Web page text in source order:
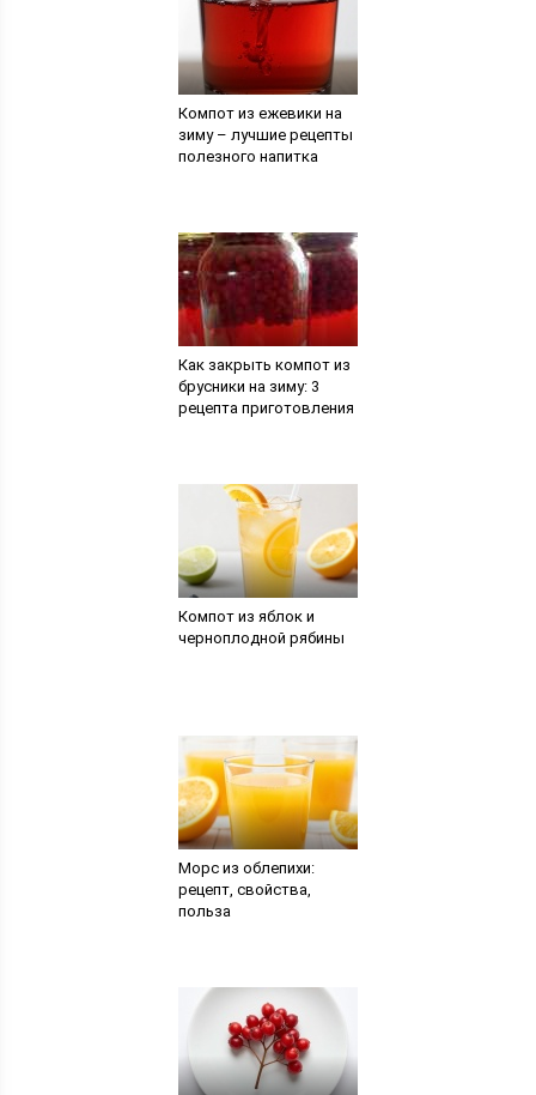
Компот из ежевики на
зиму – лучшие рецепты
полезного напитка
Как закрыть компот из
брусники на зиму: 3
рецепта приготовления
Компот из яблок и
черноплодной рябины
Морс из облепихи:
рецепт, свойства,
польза